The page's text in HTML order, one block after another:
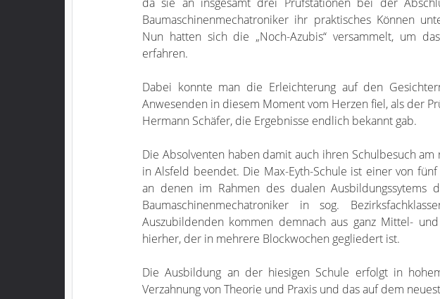
Baumaschinenmechatroniker ihr praktisches Können
Nun hatten sich die „Noch-Azubis“ versammelt, um
erfahren.
Dabei konnte man die Erleichterung auf den
Anwesenden in diesem Moment vom Herzen fiel, als der
Hermann Schäfer, die Ergebnisse endlich bekannt gab.
Die Absolventen haben damit auch ihren Schulbesuch
in Alsfeld beendet. Die Max-Eyth-Schule ist einer von
an denen im Rahmen des dualen Ausbildungssytems
Baumaschinenmechatroniker in sog.
Auszubildenden kommen demnach aus ganz Mittel-
hierher, der in mehrere Blockwochen gegliedert ist.
Die Ausbildung an der hiesigen Schule erfolgt in
Verzahnung von Theorie und Praxis und das auf dem